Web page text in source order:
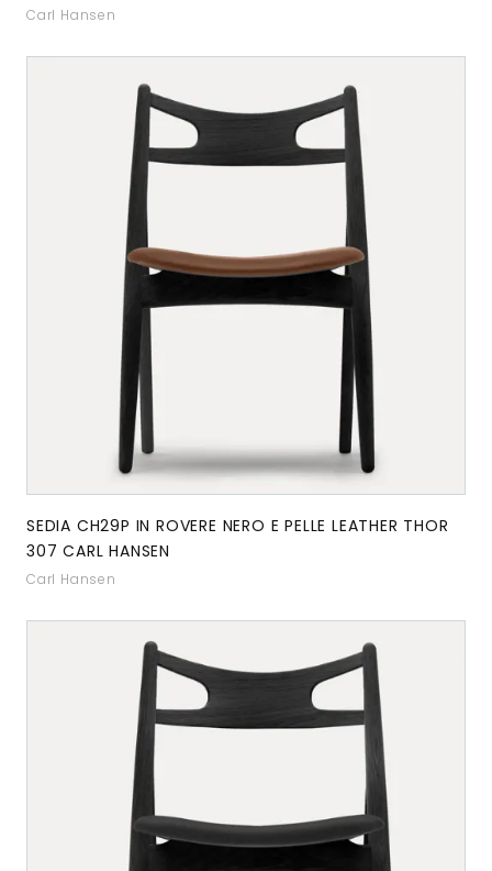
Carl Hansen
SEDIA CH29P IN ROVERE NERO E PELLE LEATHER THOR
307 CARL HANSEN
Carl Hansen